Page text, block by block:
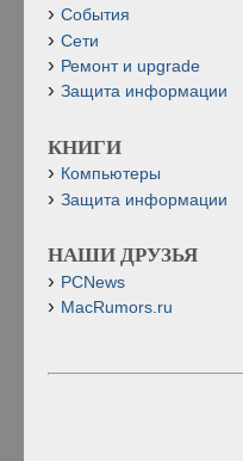
События
Сети
Ремонт и upgrade
Защита информации
КНИГИ
Компьютеры
Защита информации
НАШИ ДРУЗЬЯ
PCNews
MacRumors.ru